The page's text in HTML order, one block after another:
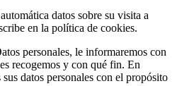
datos sobre su visita a
en la política de cookies.
personales, le informaremos con
recogemos y con qué fin. En
datos personales con el propósito